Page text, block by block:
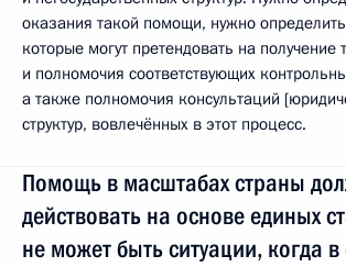
оказания такой помощи, нужно
которые могут претендовать на
и полномочия соответствующих
а также полномочия консультаций
структур, вовлечённых в этот процесс.
Помощь в масштабах страны
действовать на основе единых
не может быть ситуации, когда